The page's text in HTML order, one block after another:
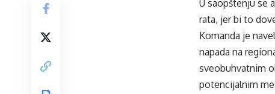
U saopštenju se
rata, jer bi to
Komanda je
napada na
sveobuhvatnim
potencijalnim